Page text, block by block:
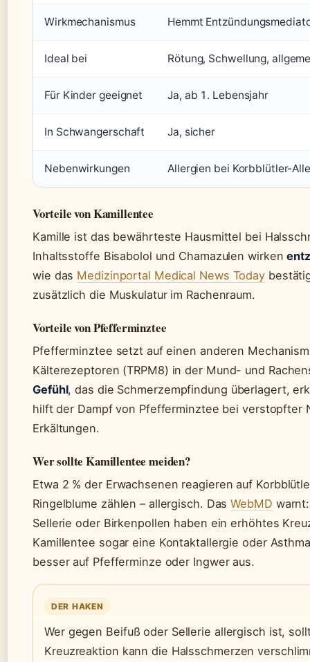
Wirkmechanismus Hemmt
Ideal bei Rötung, Schwellung,
Für Kinder geeignet Ja, ab 1. Lebensjahr
In Schwangerschaft Ja, sicher
Nebenwirkungen Allergien bei Korbblütler-
Vorteile von Kamillentee
Kamille ist das bewährteste Hausmittel bei
Inhaltsstoffe Bisabolol und Chamazulen wirken
wie das Medizinportal Medical News Today
zusätzlich die Muskulatur im Rachenraum.
Vorteile von Pfefferminztee
Pfefferminztee setzt auf einen anderen
Kälterezeptoren (TRPM8) in der Mund- und
Gefühl, das die Schmerzempfindung überlagert,
hilft der Dampf von Pfefferminztee bei verstopfter
Erkältungen.
Wer sollte Kamillentee meiden?
Etwa 2 % der Erwachsenen reagieren auf
Ringelblume zählen – allergisch. DasWebMD
Sellerie oder Birkenpollen haben ein erhöhtes
Kamillentee sogar eine Kontaktallergie oder
besser auf Pfefferminze oder Ingwer aus.
DER HAKEN
Wer gegen Beifuß oder Sellerie allergisch ist,
Kreuzreaktion kann die Halsschmerzen